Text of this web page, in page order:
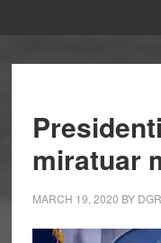
miratuar
MARCH 19, 2020 BY